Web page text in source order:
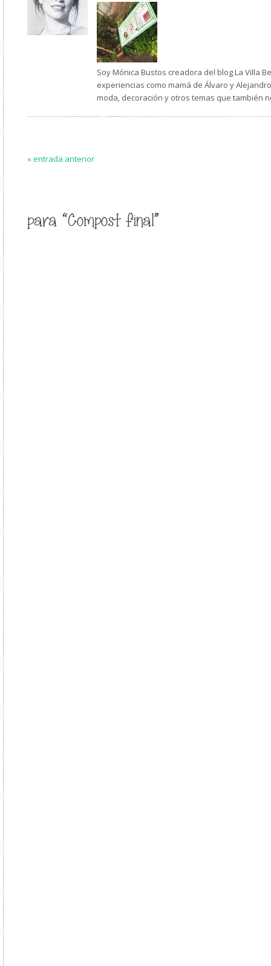
Soy Mónica Bustos creadora del blog La Villa
experiencias como mamá de Álvaro y
moda, decoración y otros temas que también
« entrada anterior
para “Compost final”